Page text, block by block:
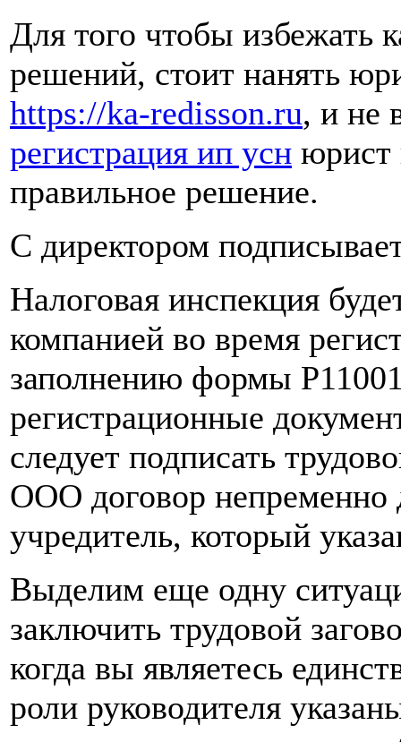
Для того чтобы избежать
решений, стоит нанять
https://ka-redisson.ru, и не
регистрация ип усн юрист
правильное решение.
С директором
Налоговая инспекция
компанией во время
заполнению формы
регистрационные
следует подписать
ООО договор непременно
учредитель, который
Выделим еще одну
заключить трудовой
когда вы являетесь
роли руководителя